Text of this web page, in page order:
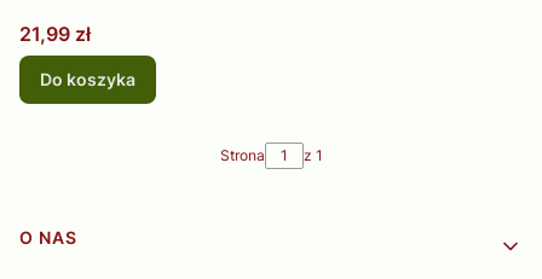
Cena
21,99 zł
Do koszyka
Strona z 1
Linki w stopce
O NAS